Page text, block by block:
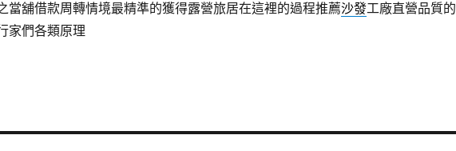
當舖借款周轉情境最精準的獲得露營旅居在這裡的過程推薦沙發工廠直營品質的
家們各類原理